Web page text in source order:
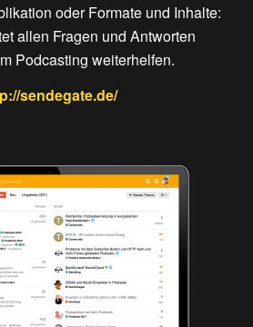
oder Formate und Inhalte:
allen Fragen und Antworten
Podcasting weiterhelfen.
sendegate.de/